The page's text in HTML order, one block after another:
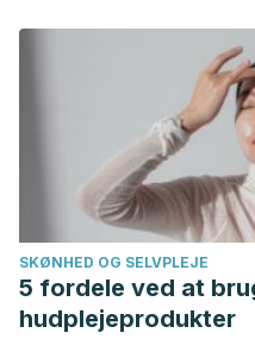
SKØNHED OG SELVPLEJE
5 fordele ved at
hudplejeprodukter